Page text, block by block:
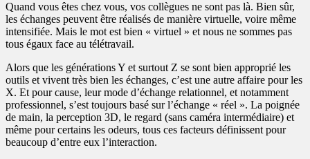
Quand vous êtes chez vous, vos collègues ne sont pas là. Bien sûr,
les échanges peuvent être réalisés de manière virtuelle, voire même
intensifiée. Mais le mot est bien « virtuel » et nous ne sommes pas
tous égaux face au télétravail.
Alors que les générations Y et surtout Z se sont bien approprié les
outils et vivent très bien les échanges, c’est une autre affaire pour les
X. Et pour cause, leur mode d’échange relationnel, et notamment
professionnel, s’est toujours basé sur l’échange « réel ». La poignée
de main, la perception 3D, le regard (sans caméra intermédiaire) et
même pour certains les odeurs, tous ces facteurs définissent pour
beaucoup d’entre eux l’interaction.